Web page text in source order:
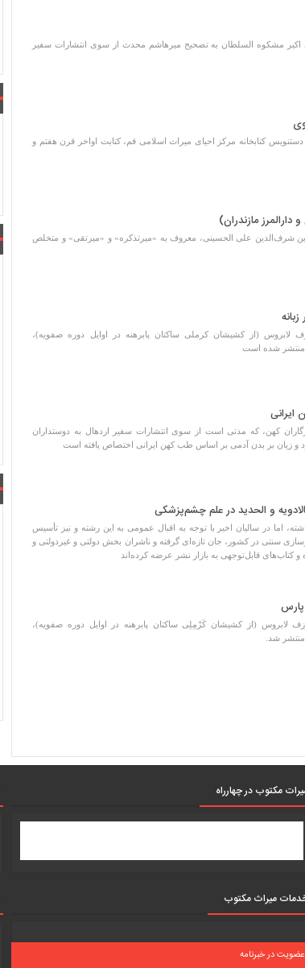
اکبر مشکوه السلطان به تصحیح میرهاشم محدث از سوی انتشارات سفیر
کتابخانه مرکز احیای میراث اسلامی قم، کتابت اواخر قرن هفتم و
دارالمرز مازندران)
بن شرف‌الدین علی الحسینی، معروف به «میرتذکره» و «میرتقی» و متخلص
(از کشیشان کرملی ساکتان پابرهنه در اوایل دوره صفویه)،
منتشر شده است
کهن، که مدتی است از سوی انتشارات سفیر اردهال به دوستداران
زیان بر بدن آدمی بر اساس طب کهن ایرانی اختصاص یافته است
و الحدید در علم چشم‌پزشکی
اما در سالیان اخیر با توجه به اقبال عمومی به این رشته و نیز تأسیس
سنتی در کشور، جان تازه‌ای گرفته و ناشران بخش دولتی و غیردولتی و
قابل‌توجهی به بازار نشر عرضه کرده‌اند
لابروس (از کشیشان کَرْمِلِی ساکتان پابرهنه در اوایل دوره صفویه)،
شد.
مکتوب در چهارراه
میراث مکتوب
عضویت در خبرنامه